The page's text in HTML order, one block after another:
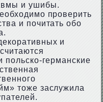
и ушибы.
проверить
и почитать обо
и
польско-германские
тоже заслужила